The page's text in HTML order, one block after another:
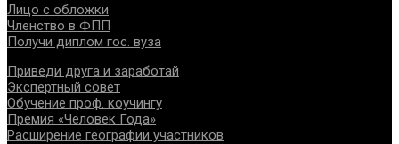
Лицо с обложки
Членство в ФПП
Получи диплом гос. вуза
Приведи друга и заработай
Экспертный совет
Обучение проф. коучингу
Премия «Человек Года»
Расширение географии участников